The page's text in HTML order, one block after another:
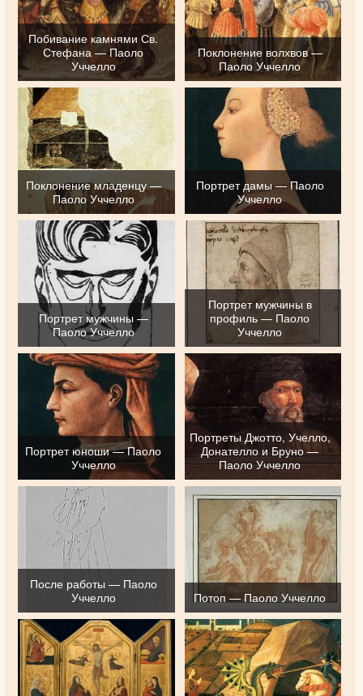
Побивание камнями Св.
Стефана — Паоло
Уччелло
Поклонение волхвов —
Паоло Уччелло
Поклонение младенцу —
Паоло Уччелло
Портрет дамы — Паоло
Уччелло
Портрет мужчины —
Паоло Уччелло
Портрет мужчины в
профиль — Паоло
Уччелло
Портрет юноши — Паоло
Уччелло
Портреты Джотто, Учелло,
Донателло и Бруно —
Паоло Уччелло
После работы — Паоло
Уччелло
Потоп — Паоло Уччелло